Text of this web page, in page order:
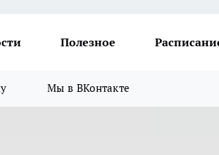
Полезное
Мы в ВКонтакте